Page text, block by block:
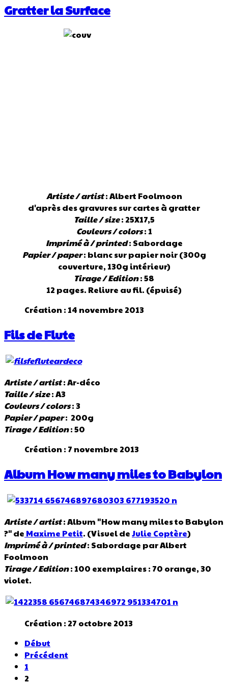
Gratter la Surface
Artiste / artist: Albert Foolmoon
d'après des gravures sur cartes à gratter
Taille / size: 25X17,5
Couleurs / colors: 1
Imprimé à / printed: Sabordage
Papier / paper: blanc sur papier noir (300g
couverture, 130g intérieur)
Tirage / Edition: 58
12 pages. Reliure au fil. (épuisé)
Création : 14 novembre 2013
Fils de Flute
Artiste / artist: Ar-déco
Taille / size: A3
Couleurs / colors: 3
Papier / paper: 200g
Tirage / Edition: 50
Création : 7 novembre 2013
Album How many miles to Babylon
Artiste / artist: Album "How many miles to Babylon
?" de Maxime Petit. (Visuel deJulie Coptère)
Imprimé à / printed: Sabordage par Albert
Foolmoon
Tirage / Edition: 100 exemplaires : 70 orange, 30
violet.
Création : 27 octobre 2013
Début
Précédent
1
2